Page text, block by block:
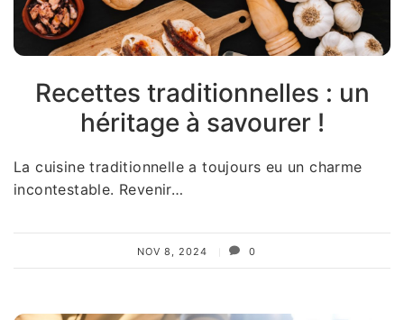
Recettes traditionnelles : un
héritage à savourer !
La cuisine traditionnelle a toujours eu un charme
incontestable. Revenir…
NOV 8, 2024 0